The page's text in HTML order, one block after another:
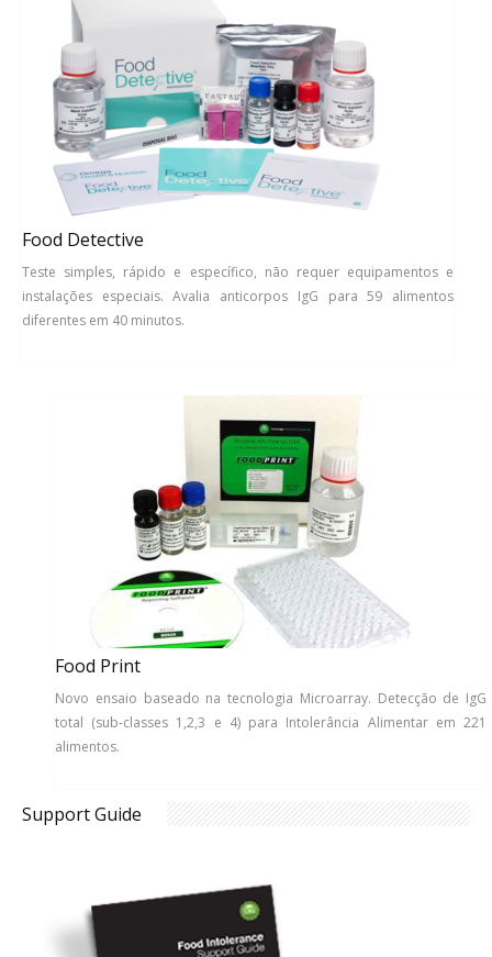
Food Detective
Teste simples, rápido e específico, não requer equipamentos e
instalações especiais. Avalia anticorpos IgG para 59 alimentos
diferentes em 40 minutos.
Food Print
Novo ensaio baseado na tecnologia Microarray. Detecção de IgG
total (sub-classes 1,2,3 e 4) para Intolerância Alimentar em 221
alimentos.
Support Guide